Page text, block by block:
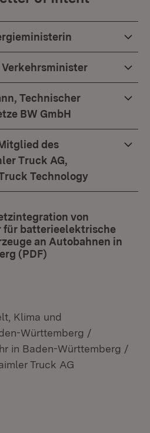
Technischer
BW GmbH
des
Truck AG,
Technology
von
für batterieelektrische
an Autobahnen in
(PDF)
Klima und
Württemberg /
in Baden-Württemberg /
Truck AG